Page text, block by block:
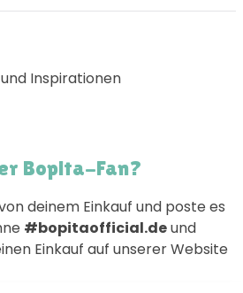
Inspirationen
Bopita-Fan?
deinem Einkauf und poste es
#bopitaofficial.deund
Einkauf auf unserer Website